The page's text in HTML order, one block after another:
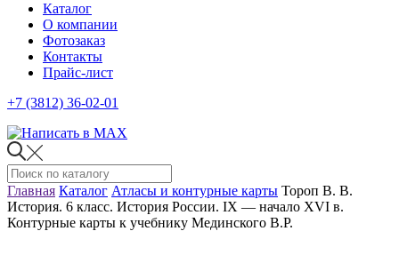
Каталог
О компании
Фотозаказ
Контакты
Прайс-лист
+7 (3812) 36-02-01
Главная Каталог Атласы и контурные карты Тороп В. В.
История. 6 класс. История России. IX — начало XVI в.
Контурные карты к учебнику Мединского В.Р.